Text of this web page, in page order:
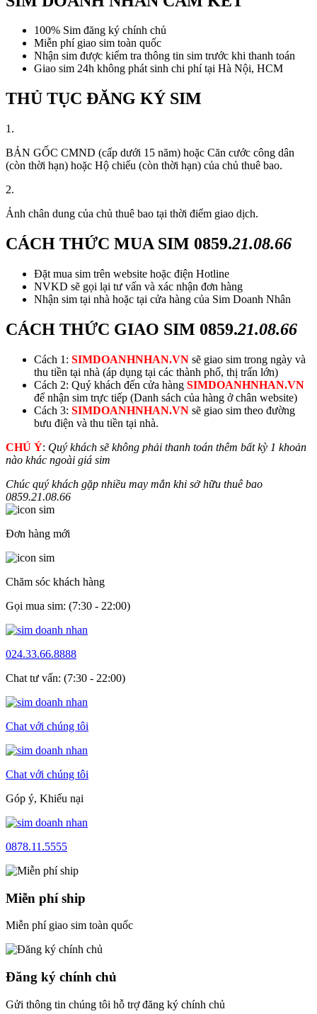
100% Sim đăng ký chính chủ
Miễn phí giao sim toàn quốc
Nhận sim được kiểm tra thông tin sim trước khi thanh toán
Giao sim 24h không phát sinh chi phí tại Hà Nội, HCM
THỦ TỤC ĐĂNG KÝ SIM
1.
BẢN GỐC CMND (cấp dưới 15 năm) hoặc Căn cước công dân
(còn thời hạn) hoặc Hộ chiếu (còn thời hạn) của chủ thuê bao.
2.
Ảnh chân dung của chủ thuê bao tại thời điểm giao dịch.
CÁCH THỨC MUA SIM 0859.21.08.66
Đặt mua sim trên website hoặc điện Hotline
NVKD sẽ gọi lại tư vấn và xác nhận đơn hàng
Nhận sim tại nhà hoặc tại cửa hàng của Sim Doanh Nhân
CÁCH THỨC GIAO SIM 0859.21.08.66
Cách 1: SIMDOANHNHAN.VN sẽ giao sim trong ngày và
thu tiền tại nhà (áp dụng tại các thành phố, thị trấn lớn)
Cách 2: Quý khách đến cửa hàng SIMDOANHNHAN.VN
để nhận sim trực tiếp (Danh sách của hàng ở chân website)
Cách 3: SIMDOANHNHAN.VN sẽ giao sim theo đường
bưu điện và thu tiền tại nhà.
CHÚ Ý: Quý khách sẽ không phải thanh toán thêm bất kỳ 1 khoản
nào khác ngoài giá sim
Chúc quý khách gặp nhiều may mắn khi sở hữu thuê bao
0859.21.08.66
Đơn hàng mới
Chăm sóc khách hàng
Gọi mua sim: (7:30 - 22:00)
024.33.66.8888
Chat tư vấn: (7:30 - 22:00)
Chat với chúng tôi
Chat với chúng tôi
Góp ý, Khiếu nại
0878.11.5555
Miễn phí ship
Miễn phí giao sim toàn quốc
Đăng ký chính chủ
Gửi thông tin chúng tôi hỗ trợ đăng ký chính chủ